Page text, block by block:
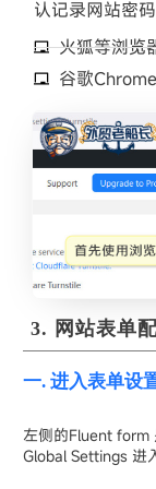
认记录网站密
火狐等浏览
谷歌
3. 网站表单
一. 进入表单设
左侧的Fluent form
Global Settings 进